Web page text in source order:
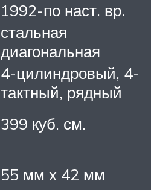
1992-по наст. вр.
стальная
диагональная
4-цилиндровый, 4-
тактный, рядный
399 куб. см.
55 мм х 42 мм